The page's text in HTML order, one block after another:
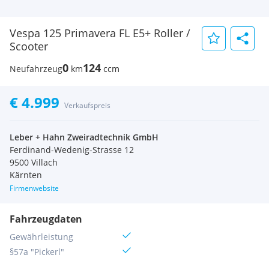
Vespa 125 Primavera FL E5+ Roller /
Scooter
Neufahrzeug0 km124 ccm
€ 4.999 Verkaufspreis
Leber + Hahn Zweiradtechnik GmbH
Ferdinand-Wedenig-Strasse 12
9500 Villach
Kärnten
Firmenwebsite
Fahrzeugdaten
Gewährleistung
§57a "Pickerl"